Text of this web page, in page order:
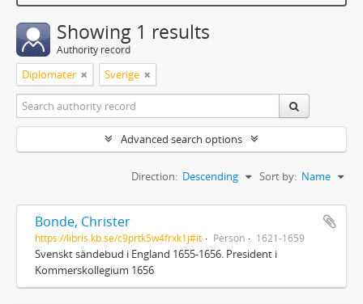
Showing 1 results
Authority record
Diplomater Sverige
Advanced search options
Sort by: Name
Direction: Descending
Bonde, Christer
https://libris.kb.se/c9prtk5w4frxk1j#it Person 1621-1659
Svenskt sändebud i England 1655-1656. President i
Kommerskollegium 1656